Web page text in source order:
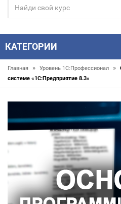
КАТЕГОРИИ
Главная » Уровень 1С:Профессионал »
системе «1C:Предприятие 8.3»